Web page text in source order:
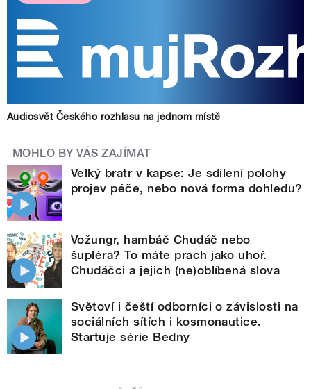
Audiosvět Českého rozhlasu na jednom místě
MOHLO BY VÁS ZAJÍMAT
Velký bratr v kapse: Je sdílení polohy
projev péče, nebo nová forma dohledu?
Vožungr, hambáč Chudáč nebo
šupléra? To máte prach jako uhoř.
Chudáčci a jejich (ne)oblíbená slova
Světoví i čeští odborníci o závislosti na
sociálních sítích i kosmonautice.
Startuje série Bedny